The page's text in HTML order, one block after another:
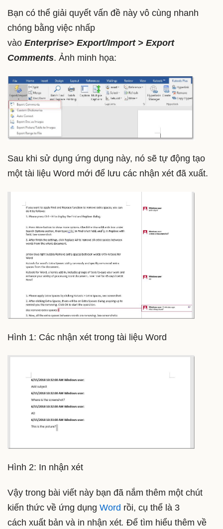
Bạn có thể giải quyết vấn đề này vô cùng nhanh
chóng bằng việc nhấp
vào Enterprise> Export/Import > Export
Comments. Ảnh minh họa:
Sau khi sử dụng ứng dụng này, nó sẽ tự động tạo
một tài liệu Word mới để lưu các nhận xét đã xuất.
Hình 1: Các nhận xét trong tài liệu Word
Hình 2: In nhận xét
Vậy trong bài viết này bạn đã nắm thêm một chút
kiến thức về ứng dụng Word rồi, cụ thể là 3
cách xuất bản và in nhận xét. Để tìm hiểu thêm về